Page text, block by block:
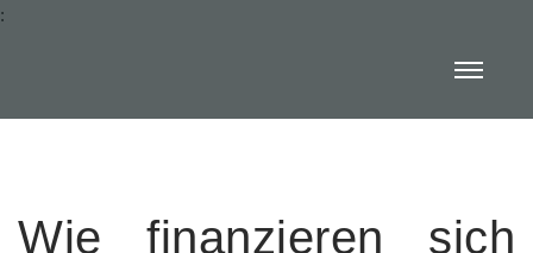
:
Wie finanzieren sich